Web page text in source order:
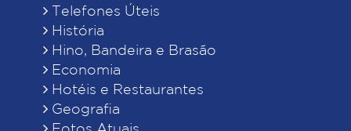
Telefones Úteis
História
Hino, Bandeira e Brasão
Economia
Hotéis e Restaurantes
Geografia